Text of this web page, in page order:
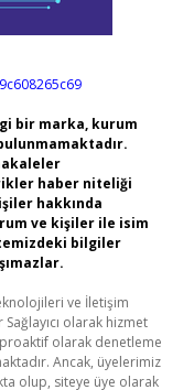
bir marka, kurum
haber niteliği
hakkında
ve kişiler ile isim
bilgiler
ve İletişim
olarak hizmet
olarak denetleme
Ancak, üyelerimiz
olup, siteye üye olarak